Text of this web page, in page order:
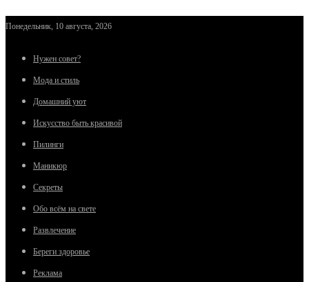
Понедельник, 10 августа, 2026
Нужен совет?
Мода и стиль
Домашний уют
Искусство быть красивой
Пилинги
Маникюр
Секреты
Обо всём на свете
Развлечение
Береги здоровье
Реклама